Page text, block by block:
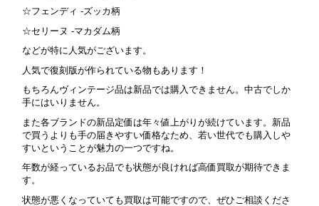
☆フェンディ -ズッカ柄
☆セリーヌ -マカダム柄
などが特に人気がございます。
人気で復刻版が作られている物もあります！
もちろんヴィンテージ品は新品では購入できません。中古でしか
手にはいりません。
また各ブランドの新品定価は年々値上がりが続けています。新品
で買うよりも手の届きやすい価格なため、若い世代でも購入しや
すいということが魅力の一つですね。
年数が経っているお品でも状態が良ければ高価買取が期待できま
す。
状態が悪くなっていても買取は可能ですので、ぜひご相談くださ